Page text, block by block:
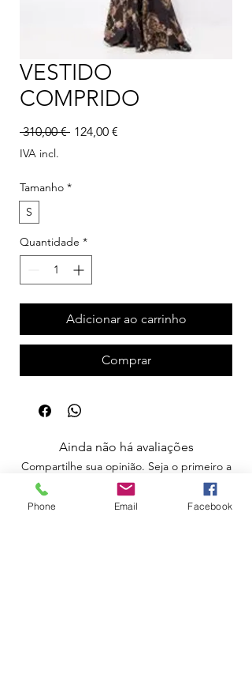
VESTIDO
COMPRIDO
310,00 € Preço normal
124,00 €
IVA incl.
Tamanho *
S
Quantidade *
Adicionar ao carrinho
Comprar
Ainda não há avaliações
Compartilhe sua opinião. Seja o primeiro a
deixar uma avaliação.
Phone Email Facebook